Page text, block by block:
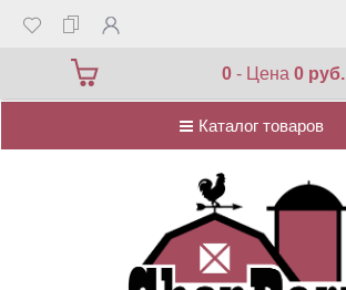
0 - Цена0 руб.
Каталог товаров
Каталог товаров